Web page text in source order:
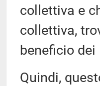
collettiva e
collettiva,
beneficio
Quindi,